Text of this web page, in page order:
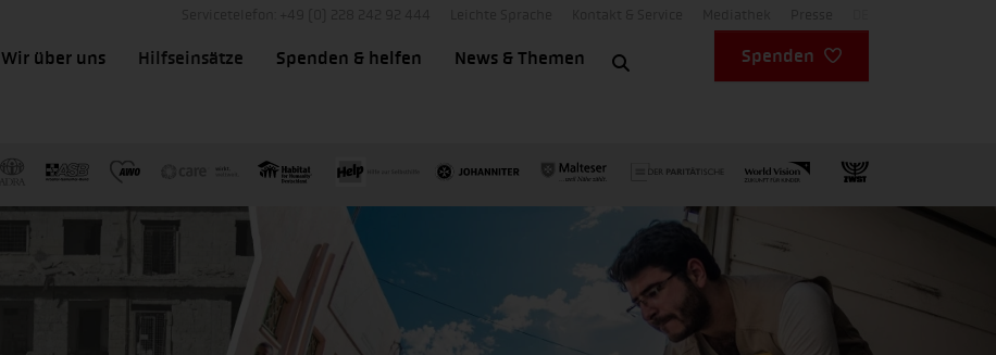
Wir über uns Hilfseinsätze Spenden & helfen News & Themen Spenden